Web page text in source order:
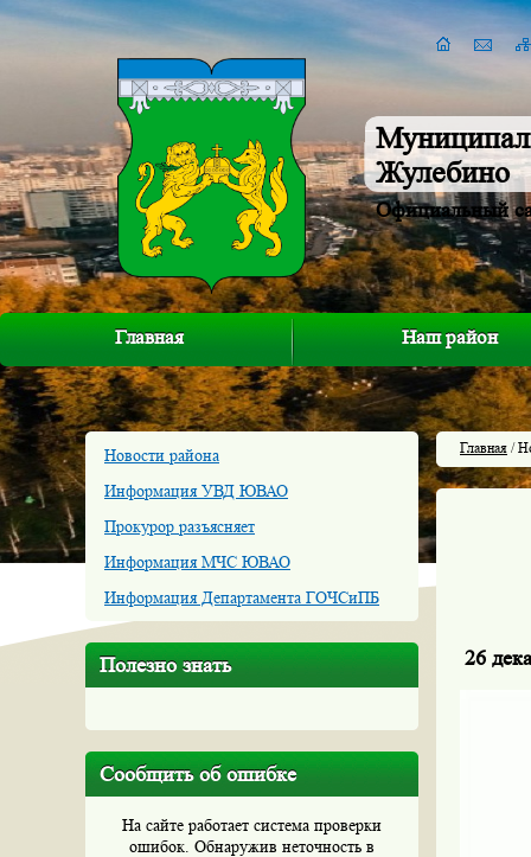
Жулебино
Официальный
Главная Наш район
Новости района
Информация УВД ЮВАО
Прокурор разъясняет
Информация МЧС ЮВАО
Информация Департамента ГОЧСиПБ
Полезно знать
Сообщить об ошибке
На сайте работает система проверки
ошибок. Обнаружив неточность в
Главная /
26